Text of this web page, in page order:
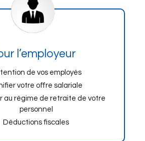
l’employeur
de vos employés
votre offre salariale
au régime de retraite de votre
personnel
Déductions fiscales